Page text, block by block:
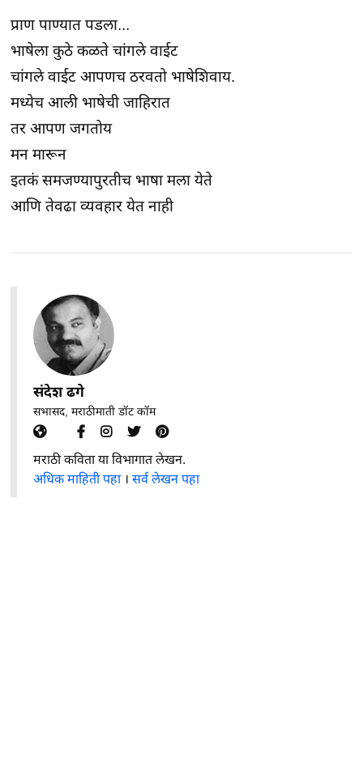
प्राण पाण्यात पडला...
भाषेला कुठे कळते चांगले वाईट
चांगले वाईट आपणच ठरवतो भाषेशिवाय.
मध्येच आली भाषेची जाहिरात
तर आपण जगतोय
मन मारून
इतकं समजण्यापुरतीच भाषा मला येते
आणि तेवढा व्यवहार येत नाही
संदेश ढगे
सभासद, मराठीमाती डॉट कॉम
मराठी कविता या विभागात लेखन.
अधिक माहिती पहा।सर्व लेखन पहा